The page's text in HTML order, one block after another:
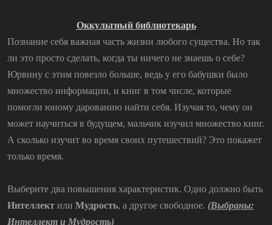
Оккультный библиотекарь
Познание себя важная часть жизни любого существа. Но так
ли это просто сделать, когда ты ничего не знаешь о себе?
Юрвину с этим повезло больше, ведь у его бабушки было
множество информации, и книг в том числе, которые
помогли юному дарованию найти себя. Изучая то, чему он
может научиться в будущем, мальчик изучил множество книг.
А сколько изучит во время своих путешествий? Это покажет
только время.
Выберите два повышения характеристик. Одно должно быть
Интеллект или Мудрость, а другое свободное. (Выбраны:
Интеллект и Мудрость)